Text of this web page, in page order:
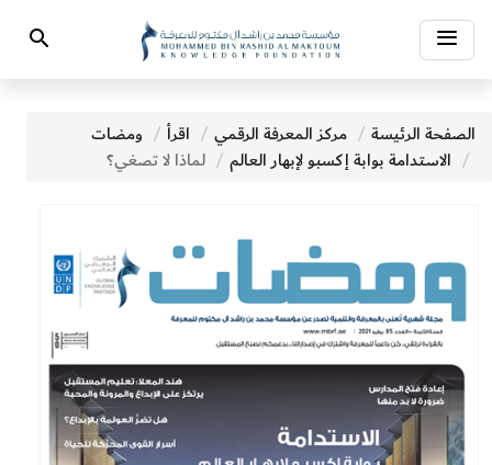
Toggle
navigation
Search
الصفحة الرئيسة مركز المعرفة الرقمي اقرأ
ومضات
الاستدامة بوابة إكسبو لإبهار العالم
لماذا لا تصغي؟